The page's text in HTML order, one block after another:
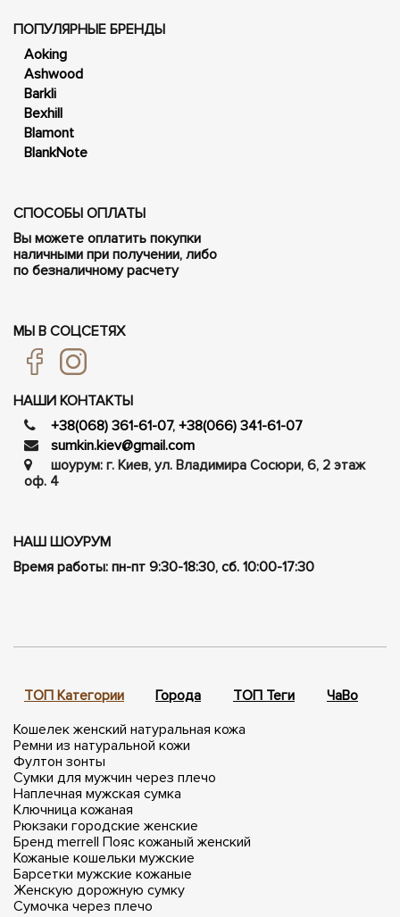
ПОПУЛЯРНЫЕ БРЕНДЫ
Aoking
Ashwood
Barkli
Bexhill
Blamont
BlankNote
СПОСОБЫ ОПЛАТЫ
Вы можете оплатить покупки
наличными при получении, либо
по безналичному расчету
МЫ В СОЦСЕТЯХ
НАШИ КОНТАКТЫ
+38(068) 361-61-07, +38(066) 341-61-07
sumkin.kiev@gmail.com
шоурум: г. Киев, ул. Владимира Сосюри, ​​6, 2 этаж
оф. 4
НАШ ШОУРУМ
Время работы: пн-пт 9:30-18:30, сб. 10:00-17:30
ТОП Категории Города ТОП Теги ЧаВо
Кошелек женский натуральная кожа
Ремни из натуральной кожи
Фултон зонты
Сумки для мужчин через плечо
Наплечная мужская сумка
Ключница кожаная
Рюкзаки городские женские
Бренд merrell Пояс кожаный женский
Кожаные кошельки мужские
Барсетки мужские кожаные
Женскую дорожную сумку
Сумочка через плечо